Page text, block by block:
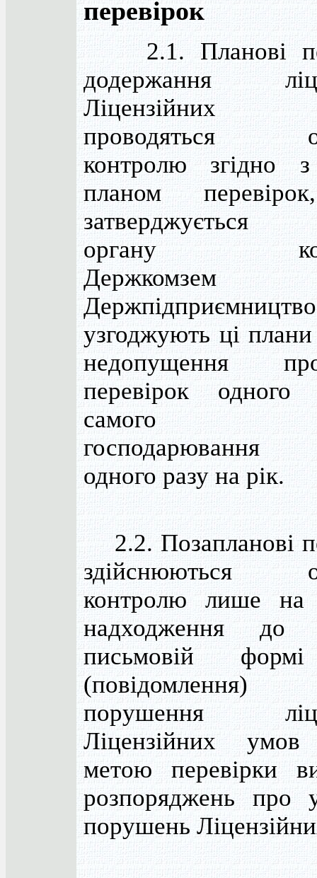
перевірок
2.1. Планові
додержання
проводяться
контролю згідно
планом
затверджується
органу
Держпідприємництво
узгоджують ці
недопущення
перевірок
самого
господарювання
одного разу на рік.
2.2. Позапланові
здійснюються
контролю лише на
надходження
письмовій
порушення
Ліцензійних
метою перевірки
розпоряджень про
порушень